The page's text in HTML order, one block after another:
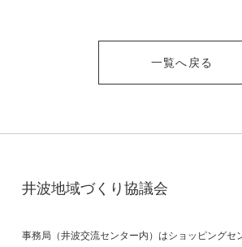
一覧へ戻る
井波地域づくり協議会
事務局（井波交流センター内）はショッピングセ